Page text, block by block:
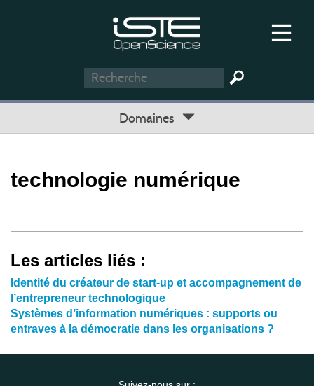
Domaines
technologie numérique
Les articles liés :
Identité du créateur de start-up et accompagnement de
l’entrepreneur technologique
Systèmes d’information numériques : supports ou
entraves à la démocratie dans les organisations ?